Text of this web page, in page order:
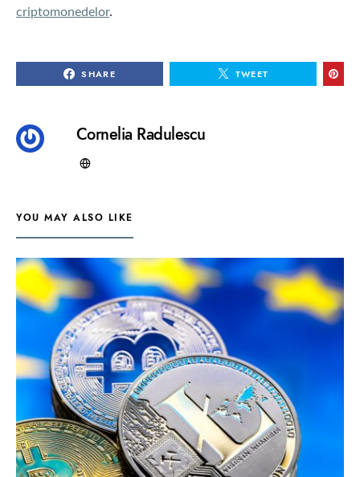
criptomonedelor.
SHARE TWEET
Cornelia Radulescu
YOU MAY ALSO LIKE